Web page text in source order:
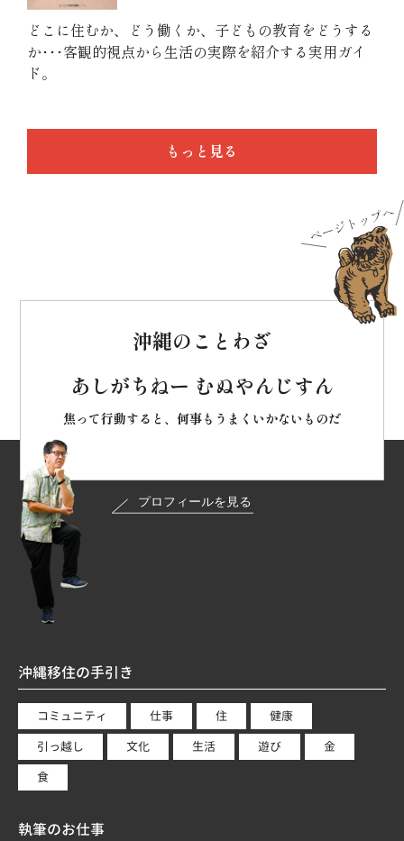
どこに住むか、どう働くか、子どもの教育をどうする
か･･･客観的視点から生活の実際を紹介する実用ガイ
ド。
もっと見る
沖縄のことわざ
あしがちねー むぬやんじすん
焦って行動すると、何事もうまくいかないものだ
沖縄移住の手引き
コミュニティ 仕事 住
健康
引っ越し
文化 生活 遊び
金
食
執筆のお仕事